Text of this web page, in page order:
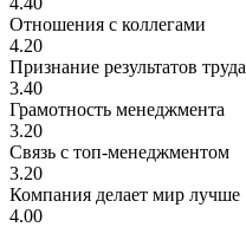
Отношения с коллегами
4.20
Признание результатов труда
3.40
Грамотность менеджмента
3.20
Связь с топ-менеджментом
3.20
Компания делает мир лучше
4.00